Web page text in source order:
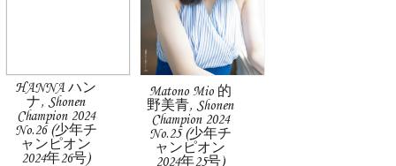
HANNA ハン
ナ, Shonen
Champion 2024
No.26 (少年チ
ャンピオン
2024年26号)
Matono Mio 的
野美青, Shonen
Champion 2024
No.25 (少年チ
ャンピオン
2024年25号)